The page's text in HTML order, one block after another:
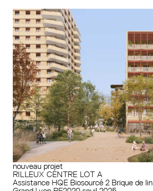
nouveau projet
RILLEUX CENTRE LOT A
Assistance HQE Biosourcé 2 Brique de lin